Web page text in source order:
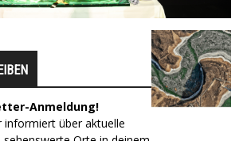
Anmeldung!
informiert über aktuelle